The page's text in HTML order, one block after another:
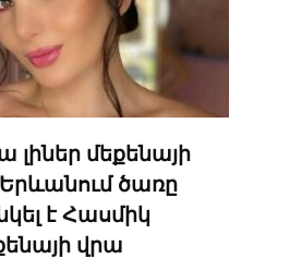
լիներ մեքենայի
ծառը
է Հասմիկ
վրա